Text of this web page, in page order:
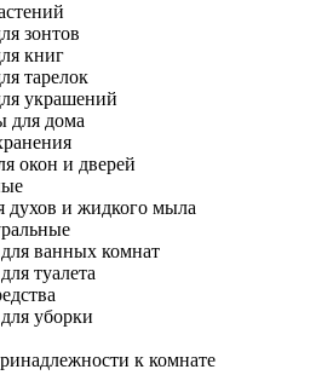
зонтов
книг
тарелок
украшений
для дома
окон и дверей
духов и жидкого мыла
ванных комнат
туалета
уборки
к комнате